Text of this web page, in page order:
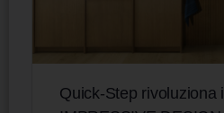
Quick-Step rivoluziona